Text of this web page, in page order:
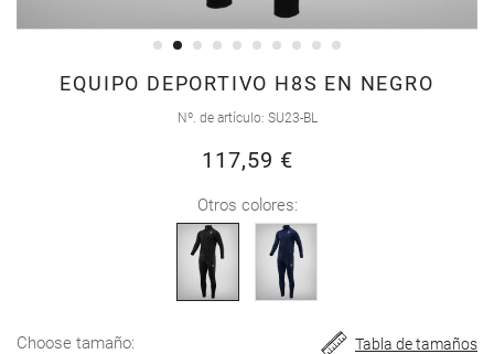
EQUIPO DEPORTIVO H8S EN NEGRO
Nº. de artículo SU23-BL
117,59 €
Otros colores:
choose tamaño Tabla de tamaños